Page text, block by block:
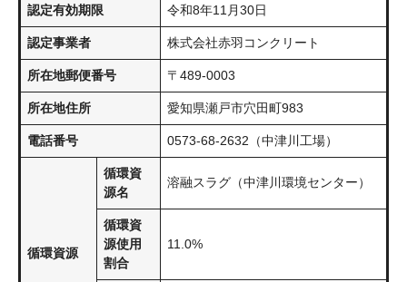
認定有効期限 令和8年11月30日
認定事業者 株式会社赤羽コンクリート
所在地郵便番号 〒489-0003
所在地住所 愛知県瀬戸市穴田町983
電話番号 0573-68-2632（中津川工場）
循環資源
循環資
源名
溶融スラグ（中津川環境センター）
循環資
源使用
割合
11.0%